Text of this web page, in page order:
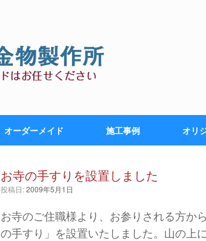
オーダーメイド 施工事例 オリ
お寺の手すりを設置しました
投稿日:2009年5月1日
お寺のご住職様より、お参りされる方か
の手すり」を設置いたしました。山の上